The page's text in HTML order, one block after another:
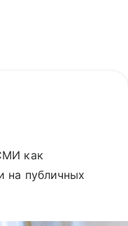
как
на публичных